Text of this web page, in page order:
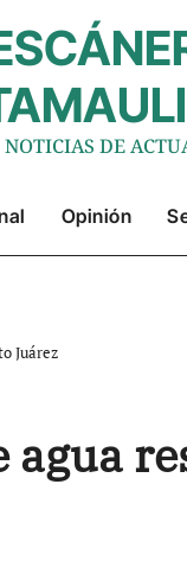
NOTICIAS DE
Opinión
Juárez
agua